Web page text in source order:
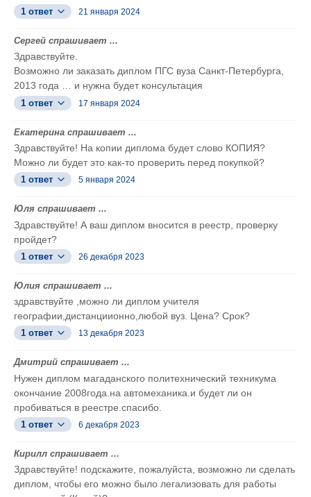
1 ответ 21 января 2024
Сергей спрашивает ...
Здравствуйте.
Возможно ли заказать диплом ПГС вуза Санкт-Петербурга,
2013 года … и нужна будет консультация
1 ответ 17 января 2024
Екатерина спрашивает ...
Здравствуйте! На копии диплома будет слово КОПИЯ?
Можно ли будет это как-то проверить перед покупкой?
1 ответ 5 января 2024
Юля спрашивает ...
Здравствуйте! А ваш диплом вносится в реестр, проверку
пройдет?
1 ответ 26 декабря 2023
Юлия спрашивает ...
здравствуйте ,можно ли диплом учителя
географии,дистанциионно,любой вуз. Цена? Срок?
1 ответ 13 декабря 2023
Дмитрий спрашивает ...
Нужен диплом магаданского политехнический техникума
окончание 2008года.на автомеханика.и будет ли он
пробиваться в реестре.спасибо.
1 ответ 6 декабря 2023
Кирилл спрашивает ...
Здравствуйте! подскажите, пожалуйста, возможно ли сделать
диплом, чтобы его можно было легализовать для работы